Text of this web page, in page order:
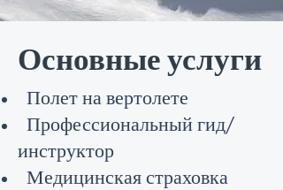
Основные услуги
Полет на вертолете
Профессиональный гид/
инструктор
Медицинская страховка